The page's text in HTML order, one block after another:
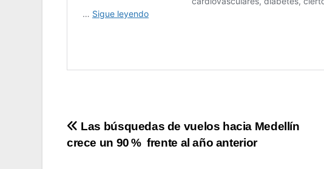
Navegación
Las búsquedas de vuelos hacia Medellín
crece un 90 % frente al año anterior